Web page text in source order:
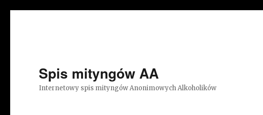
Spis mityngów AA
Internetowy spis mityngów Anonimowych Alkoholików